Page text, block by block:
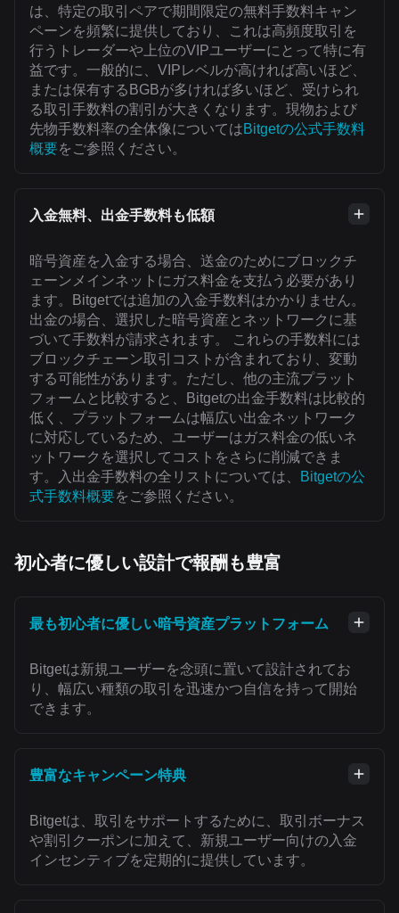
は、特定の取引ペアで期間限定の無料手数料キャン
ペーンを頻繁に提供しており、これは高頻度取引を
行うトレーダーや上位のVIPユーザーにとって特に有
益です。一般的に、VIPレベルが高ければ高いほど、
または保有するBGBが多ければ多いほど、受けられ
る取引手数料の割引が大きくなります。現物および
先物手数料率の全体像についてはBitgetの公式手数料
概要をご参照ください。
入金無料、出金手数料も低額
暗号資産を入金する場合、送金のためにブロックチ
ェーンメインネットにガス料金を支払う必要があり
ます。Bitgetでは追加の入金手数料はかかりません。
出金の場合、選択した暗号資産とネットワークに基
づいて手数料が請求されます。 これらの手数料には
ブロックチェーン取引コストが含まれており、変動
する可能性があります。ただし、他の主流プラット
フォームと比較すると、Bitgetの出金手数料は比較的
低く、プラットフォームは幅広い出金ネットワーク
に対応しているため、ユーザーはガス料金の低いネ
ットワークを選択してコストをさらに削減できま
す。入出金手数料の全リストについては、
Bitgetの公
式手数料概要をご参照ください。
初心者に優しい設計で報酬も豊富
最も初心者に優しい暗号資産プラットフォーム
Bitgetは新規ユーザーを念頭に置いて設計されてお
り、幅広い種類の取引を迅速かつ自信を持って開始
できます。
豊富なキャンペーン特典
Bitgetは、取引をサポートするために、取引ボーナス
や割引クーポンに加えて、新規ユーザー向けの入金
インセンティブを定期的に提供しています。